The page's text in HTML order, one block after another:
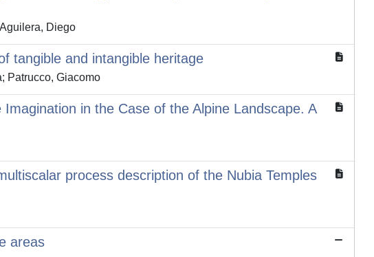
Diego
tangible and intangible heritage
Patrucco, Giacomo
in the Case of the Alpine Landscape. A
process description of the Nubia Temples
areas